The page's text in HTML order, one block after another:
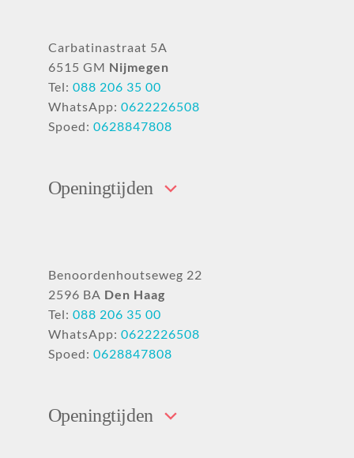
Carbatinastraat 5A
6515 GM Nijmegen
Tel: 088 206 35 00
WhatsApp: 0622226508
Spoed: 0628847808
Openingtijden
Benoordenhoutseweg 22
2596 BA Den Haag
Tel: 088 206 35 00
WhatsApp: 0622226508
Spoed: 0628847808
Openingtijden